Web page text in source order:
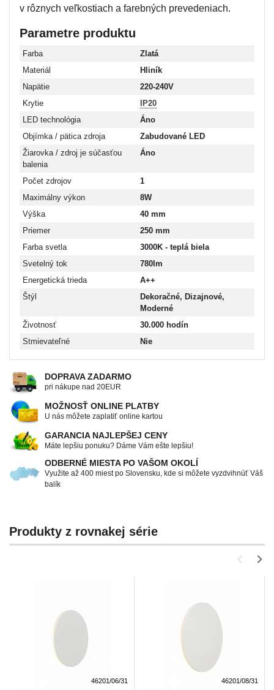
v rôznych veľkostiach a farebných prevedeniach.
Parametre produktu
Farba
Zlatá
Materiál
Hliník
Napätie
220-240V
Krytie
IP20
LED technológia
Áno
Objímka / pätica zdroja
Zabudované LED
Žiarovka / zdroj je súčasťou
balenia
Áno
Počet zdrojov
1
Maximálny výkon
8W
Výška
40 mm
Priemer
250 mm
Farba svetla
3000K - teplá biela
Svetelný tok
780lm
Energetická trieda
A++
Štýl
Dekoračné, Dizajnové,
Moderné
Životnosť
30.000 hodín
Stmievateľné
Nie
DOPRAVA ZADARMO
pri nákupe nad 20EUR
MOŽNOSŤ ONLINE PLATBY
U nás môžete zaplatiť online kartou
GARANCIA NAJLEPŠEJ CENY
Máte lepšiu ponuku? Dáme Vám ešte lepšiu!
ODBERNÉ MIESTA PO VAŠOM OKOLÍ
Využite až 400 miest po Slovensku, kde si môžete vyzdvihnúť Váš
balík
Produkty z rovnakej série
46201/06/31 46201/08/31